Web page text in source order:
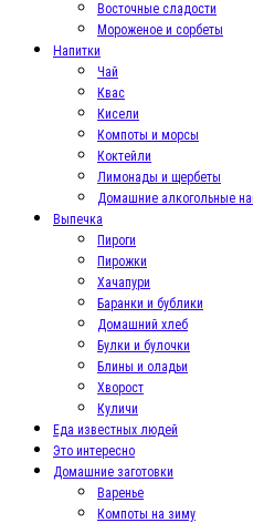
Восточные сладости
Мороженое и сорбеты
Напитки
Чай
Квас
Кисели
Компоты и морсы
Коктейли
Лимонады и щербеты
Домашние алкогольные
Выпечка
Пироги
Пирожки
Хачапури
Баранки и бублики
Домашний хлеб
Булки и булочки
Блины и оладьи
Хворост
Куличи
Еда известных людей
Это интересно
Домашние заготовки
Варенье
Компоты на зиму